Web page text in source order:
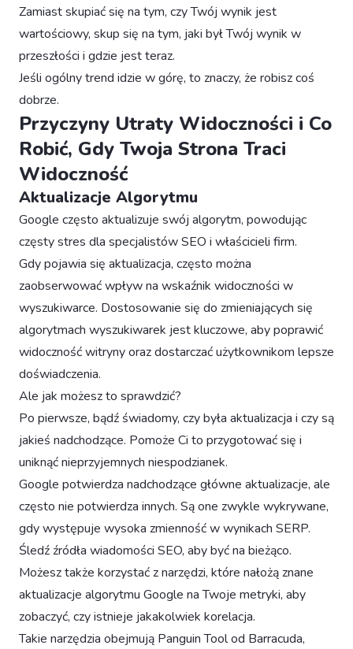
Zamiast skupiać się na tym, czy Twój wynik jest
wartościowy, skup się na tym, jaki był Twój wynik w
przeszłości i gdzie jest teraz.
Jeśli ogólny trend idzie w górę, to znaczy, że robisz coś
dobrze.
Przyczyny Utraty Widoczności i Co
Robić, Gdy Twoja Strona Traci
Widoczność
Aktualizacje Algorytmu
Google często aktualizuje swój algorytm, powodując
częsty stres dla specjalistów SEO i właścicieli firm.
Gdy pojawia się aktualizacja, często można
zaobserwować wpływ na wskaźnik widoczności w
wyszukiwarce. Dostosowanie się do zmieniających się
algorytmach wyszukiwarek jest kluczowe, aby poprawić
widoczność witryny oraz dostarczać użytkownikom lepsze
doświadczenia.
Ale jak możesz to sprawdzić?
Po pierwsze, bądź świadomy, czy była aktualizacja i czy są
jakieś nadchodzące. Pomoże Ci to przygotować się i
uniknąć nieprzyjemnych niespodzianek.
Google potwierdza nadchodzące główne aktualizacje, ale
często nie potwierdza innych. Są one zwykle wykrywane,
gdy występuje wysoka zmienność w wynikach SERP.
Śledź źródła wiadomości SEO, aby być na bieżąco.
Możesz także korzystać z narzędzi, które nałożą znane
aktualizacje algorytmu Google na Twoje metryki, aby
zobaczyć, czy istnieje jakakolwiek korelacja.
Takie narzędzia obejmują Panguin Tool od Barracuda,